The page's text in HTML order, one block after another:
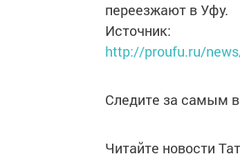
переезжают в Уфу.
Источник:
http://proufu.ru/
Следите за самым
Читайте новости